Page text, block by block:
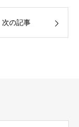
次の記事